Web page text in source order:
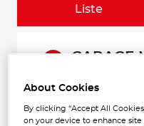
Liste
6.73
GARAGE
Zone
Fermé
About Cookies
By clicking “Accept All
on your device to enhance site